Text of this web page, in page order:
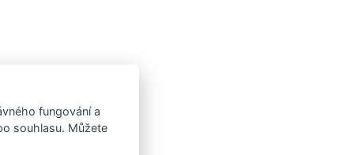
fungování a
souhlasu. Můžete